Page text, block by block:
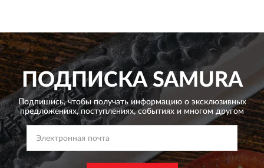
ПОДПИСКАSAMURA
Подпишись, чтобы получать информацию о эксклюзивных
предложениях, поступлениях, событиях и многом другом